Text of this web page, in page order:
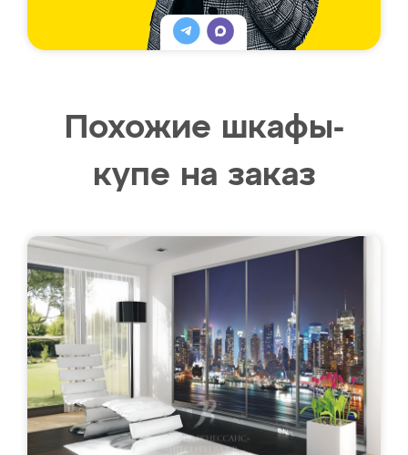
Похожие шкафы-
купе на заказ